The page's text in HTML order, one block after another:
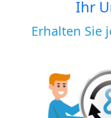
Ihr
Erhalten Sie